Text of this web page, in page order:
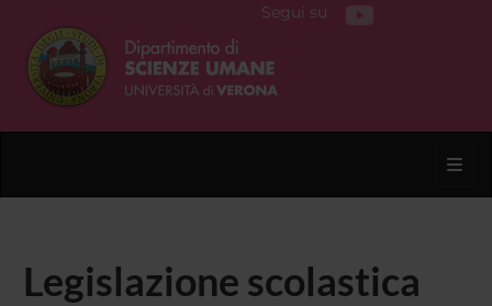
Segui su
Legislazione scolastica